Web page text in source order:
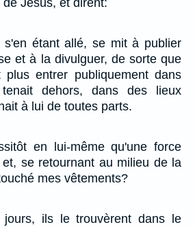
Jésus, et dirent:
s'en étant allé, se mit à publier
et à la divulguer, de sorte que
entrer publiquement dans
dehors, dans des lieux
à lui de toutes parts.
en lui-même qu'une force
se retournant au milieu de la
mes vêtements?
ils le trouvèrent dans le